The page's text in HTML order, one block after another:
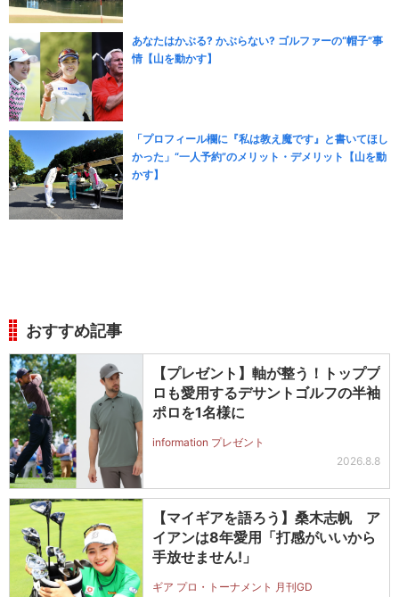
あなたはかぶる? かぶらない? ゴルファーの“帽子”事
情【山を動かす】
「プロフィール欄に『私は教え魔です』と書いてほし
かった」“一人予約”のメリット・デメリット【山を動
かす】
おすすめ記事
【プレゼント】軸が整う！トッププ
ロも愛用するデサントゴルフの半袖
ポロを1名様に
information プレゼント
2026.8.8
【マイギアを語ろう】桑木志帆 ア
イアンは8年愛用「打感がいいから
手放せません!」
ギア プロ・トーナメント 月刊GD